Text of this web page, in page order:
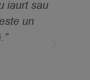
iaurt sau
un